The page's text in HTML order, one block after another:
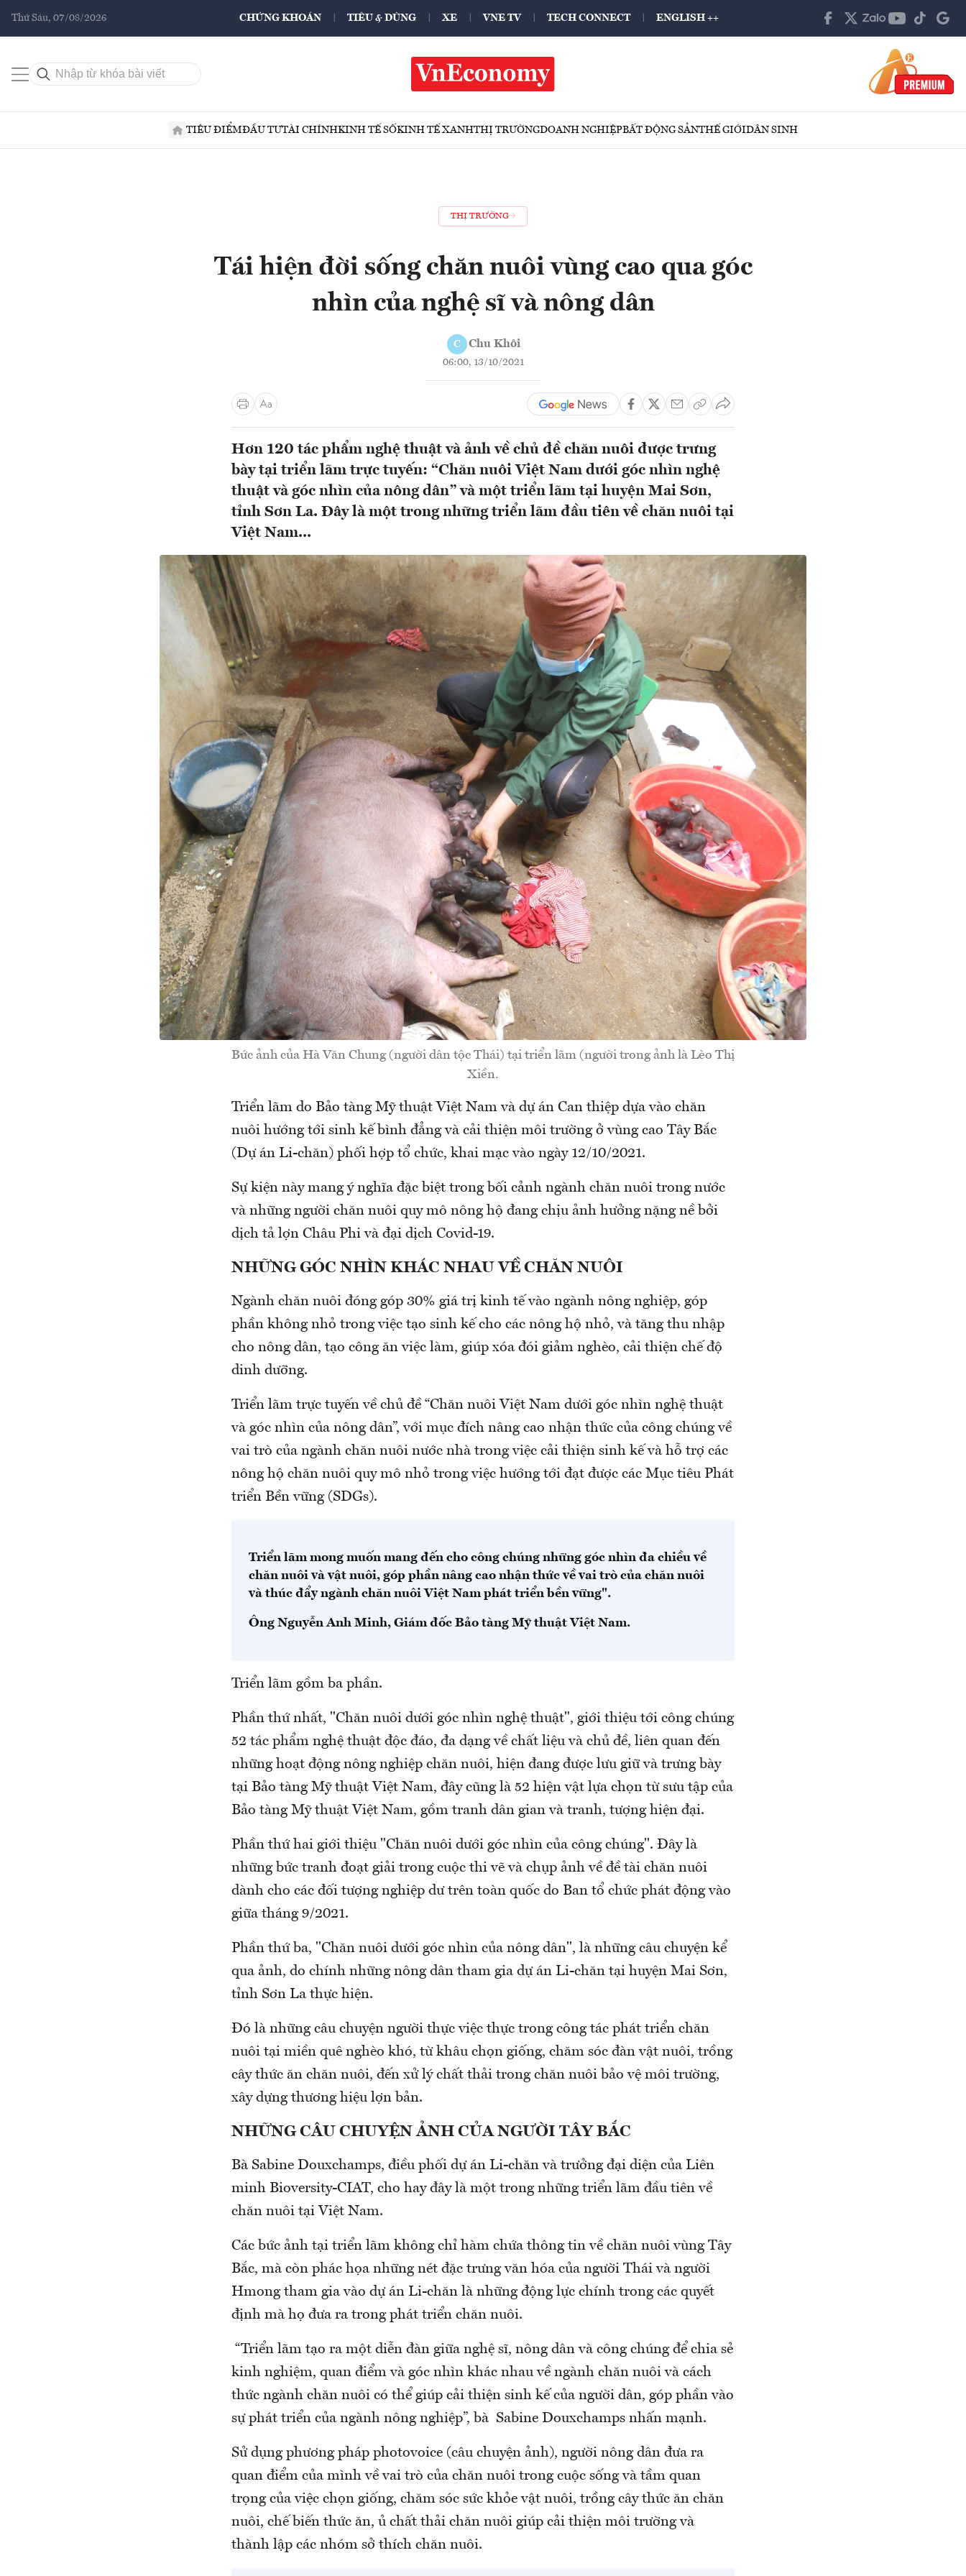
Thứ Sáu, 07/08/2026 CHỨNG KHOÁN TIÊU & DÙNG XE VNE TV TECH CONNECT ENGLISH ++
TIÊU ĐIỂMĐẦU TƯTÀI CHÍNHKINH TẾ SỐKINH TẾ XANHTHỊ TRƯỜNGDOANH NGHIỆPBẤT ĐỘNG SẢNTHẾ GIỚIDÂN SINH
THỊ TRƯỜNG
Tái hiện đời sống chăn nuôi vùng cao qua góc
nhìn của nghệ sĩ và nông dân
C Chu Khôi
06:00, 13/10/2021
Hơn 120 tác phẩm nghệ thuật và ảnh về chủ đề chăn nuôi được trưng
bày tại triển lãm trực tuyến: “Chăn nuôi Việt Nam dưới góc nhìn nghệ
thuật và góc nhìn của nông dân” và một triển lãm tại huyện Mai Sơn,
tỉnh Sơn La. Đây là một trong những triển lãm đầu tiên về chăn nuôi tại
Việt Nam...
Bức ảnh của Hà Văn Chung (người dân tộc Thái) tại triển lãm (người trong ảnh là Lèo Thị
Xiền.
Triển lãm do Bảo tàng Mỹ thuật Việt Nam và dự án Can thiệp dựa vào chăn
nuôi hướng tới sinh kế bình đẳng và cải thiện môi trường ở vùng cao Tây Bắc
(Dự án Li-chăn) phối hợp tổ chức, khai mạc vào ngày 12/10/2021.
Sự kiện này mang ý nghĩa đặc biệt trong bối cảnh ngành chăn nuôi trong nước
và những người chăn nuôi quy mô nông hộ đang chịu ảnh hưởng nặng nề bởi
dịch tả lợn Châu Phi và đại dịch Covid-19.
NHỮNG GÓC NHÌN KHÁC NHAU VỀ CHĂN NUÔI
Ngành chăn nuôi đóng góp 30% giá trị kinh tế vào ngành nông nghiệp, góp
phần không nhỏ trong việc tạo sinh kế cho các nông hộ nhỏ, và tăng thu nhập
cho nông dân, tạo công ăn việc làm, giúp xóa đói giảm nghèo, cải thiện chế độ
dinh dưỡng.
Triển lãm trực tuyến về chủ đề “Chăn nuôi Việt Nam dưới góc nhìn nghệ thuật
và góc nhìn của nông dân”, với mục đích nâng cao nhận thức của công chúng về
vai trò của ngành chăn nuôi nước nhà trong việc cải thiện sinh kế và hỗ trợ các
nông hộ chăn nuôi quy mô nhỏ trong việc hướng tới đạt được các Mục tiêu Phát
triển Bền vững (SDGs).
Triển lãm mong muốn mang đến cho công chúng những góc nhìn đa chiều về
chăn nuôi và vật nuôi, góp phần nâng cao nhận thức về vai trò của chăn nuôi
và thúc đẩy ngành chăn nuôi Việt Nam phát triển bền vững".
Ông Nguyễn Anh Minh, Giám đốc Bảo tàng Mỹ thuật Việt Nam.
Triển lãm gồm ba phần.
Phần thứ nhất, "Chăn nuôi dưới góc nhìn nghệ thuật", giới thiệu tới công chúng
52 tác phẩm nghệ thuật độc đáo, đa dạng về chất liệu và chủ đề, liên quan đến
những hoạt động nông nghiệp chăn nuôi, hiện đang được lưu giữ và trưng bày
tại Bảo tàng Mỹ thuật Việt Nam, đây cũng là 52 hiện vật lựa chọn từ sưu tập của
Bảo tàng Mỹ thuật Việt Nam, gồm tranh dân gian và tranh, tượng hiện đại.
Phần thứ hai giới thiệu "Chăn nuôi dưới góc nhìn của công chúng". Đây là
những bức tranh đoạt giải trong cuộc thi vẽ và chụp ảnh về đề tài chăn nuôi
dành cho các đối tượng nghiệp dư trên toàn quốc do Ban tổ chức phát động vào
giữa tháng 9/2021.
Phần thứ ba, "Chăn nuôi dưới góc nhìn của nông dân", là những câu chuyện kể
qua ảnh, do chính những nông dân tham gia dự án Li-chăn tại huyện Mai Sơn,
tỉnh Sơn La thực hiện.
Đó là những câu chuyện người thực việc thực trong công tác phát triển chăn
nuôi tại miền quê nghèo khó, từ khâu chọn giống, chăm sóc đàn vật nuôi, trồng
cây thức ăn chăn nuôi, đến xử lý chất thải trong chăn nuôi bảo vệ môi trường,
xây dựng thương hiệu lợn bản.
NHỮNG CÂU CHUYỆN ẢNH CỦA NGƯỜI TÂY BẮC
Bà Sabine Douxchamps, điều phối dự án Li-chăn và trưởng đại diện của Liên
minh Bioversity-CIAT, cho hay đây là một trong những triển lãm đầu tiên về
chăn nuôi tại Việt Nam.
Các bức ảnh tại triển lãm không chỉ hàm chứa thông tin về chăn nuôi vùng Tây
Bắc, mà còn phác họa những nét đặc trưng văn hóa của người Thái và người
Hmong tham gia vào dự án Li-chăn là những động lực chính trong các quyết
định mà họ đưa ra trong phát triển chăn nuôi.
“Triển lãm tạo ra một diễn đàn giữa nghệ sĩ, nông dân và công chúng để chia sẻ
kinh nghiệm, quan điểm và góc nhìn khác nhau về ngành chăn nuôi và cách
thức ngành chăn nuôi có thể giúp cải thiện sinh kế của người dân, góp phần vào
sự phát triển của ngành nông nghiệp”, bà Sabine Douxchamps nhấn mạnh.
Sử dụng phương pháp photovoice (câu chuyện ảnh), người nông dân đưa ra
quan điểm của mình về vai trò của chăn nuôi trong cuộc sống và tầm quan
trọng của việc chọn giống, chăm sóc sức khỏe vật nuôi, trồng cây thức ăn chăn
nuôi, chế biến thức ăn, ủ chất thải chăn nuôi giúp cải thiện môi trường và
thành lập các nhóm sở thích chăn nuôi.